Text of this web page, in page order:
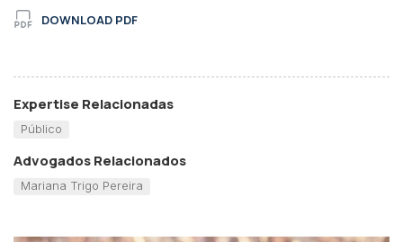
DOWNLOAD PDF
Expertise Relacionadas
Público
Advogados Relacionados
Mariana Trigo Pereira